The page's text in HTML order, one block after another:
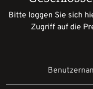
Bitte loggen Sie sich
Zugriff auf die